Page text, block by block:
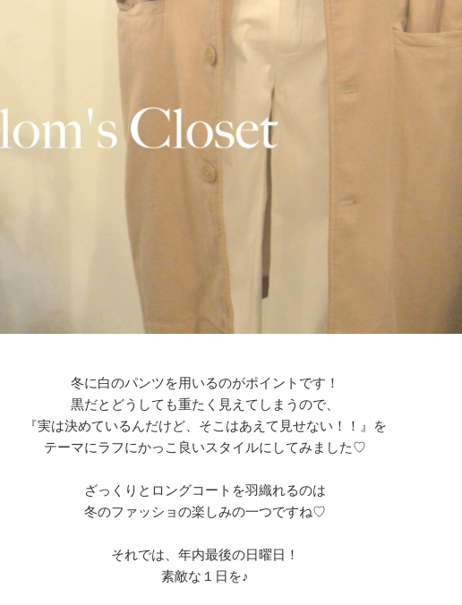
冬に白のパンツを用いるのがポイントです！
黒だとどうしても重たく見えてしまうので、
『実は決めているんだけど、そこはあえて見せない！！』を
テーマにラフにかっこ良いスタイルにしてみました♡
ざっくりとロングコートを羽織れるのは
冬のファッショの楽しみの一つですね♡
それでは、年内最後の日曜日！
素敵な１日を♪